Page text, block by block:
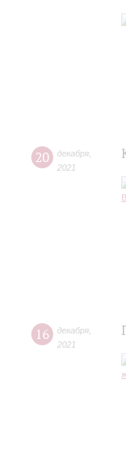
20 декабря
2021
16 декабря
2021